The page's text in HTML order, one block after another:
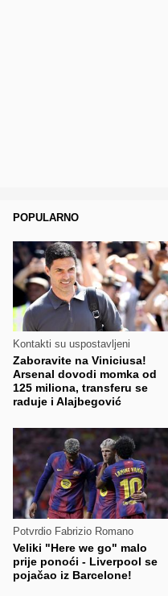
POPULARNO
Kontakti su uspostavljeni
Zaboravite na Viniciusa!
Arsenal dovodi momka od
125 miliona, transferu se
raduje i Alajbegović
Potvrdio Fabrizio Romano
Veliki "Here we go" malo
prije ponoći - Liverpool se
pojačao iz Barcelone!